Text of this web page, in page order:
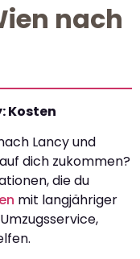
nach
Kosten
Lancy und
auf dich zukommen?
die du
mit langjähriger